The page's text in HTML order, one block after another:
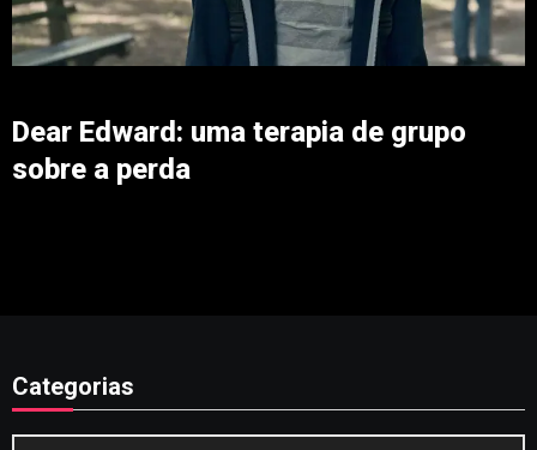
Dear Edward: uma terapia de grupo
sobre a perda
Categorias